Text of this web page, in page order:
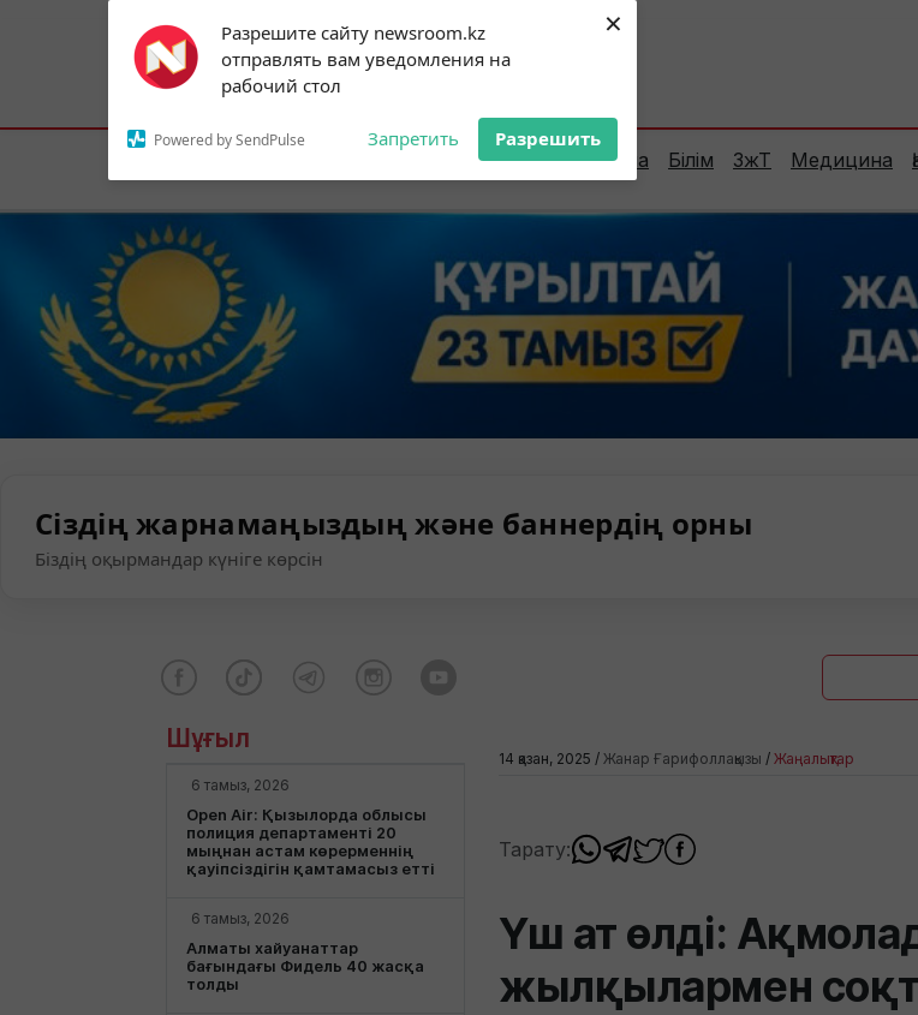
Разрешите сайту newsroom.kz
отправлять вам уведомления на
рабочий стол
Powered by SendPulse Запретить Разрешить
×
Subscribe to our
notifications!
To enable permission prompts, click on
the notification icon
Астана:18°C Алматы:21°C Шымкент:
Елорда Сараптама Білім ЗжТ Медицина
Сіздің жарнамаңыздың және баннердің орны
Біздің оқырмандар күніге көрсін
Шұғыл
6 тамыз, 2026
Open Air: Қызылорда облысы
полиция департаменті 20
мыңнан астам көрерменнің
қауіпсіздігін қамтамасыз етті
6 тамыз, 2026
Алматы хайуанаттар
бағындағы Фидель 40 жасқа
толды
14 қазан, 2025 / Жанар Ғарифоллақызы / Жаңалықтар
Тарату:
Үш ат өлді:
жылқылармен